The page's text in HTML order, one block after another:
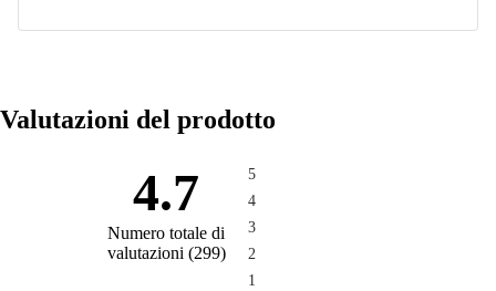
Valutazioni del prodotto
4.7
Numero totale di
valutazioni(299)
5
4
3
2
1